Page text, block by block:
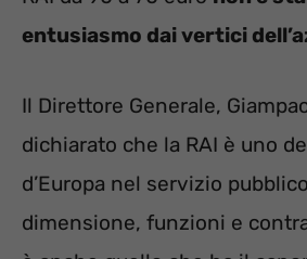
entusiasmo dai vertici
Il Direttore Generale,
dichiarato che la RAI è uno
d’Europa nel servizio
dimensione, funzioni e